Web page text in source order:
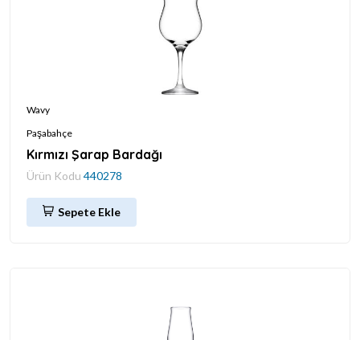
Wavy
Paşabahçe
Kırmızı Şarap Bardağı
Ürün Kodu 440278
Sepete Ekle